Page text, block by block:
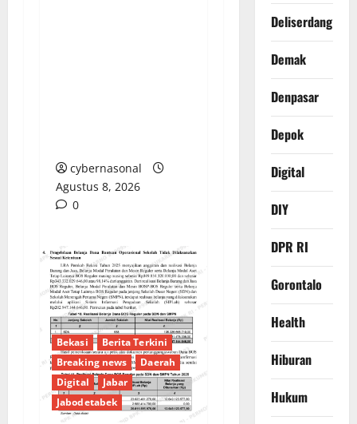
cybernasonal
Agustus 8, 2026
0
Bekasi
Berita Terkini
Breaking news
Daerah
Digital
Jabar
Jabodetabek
Deliserdang
Demak
Denpasar
Depok
Digital
DIY
DPR RI
Gorontalo
Health
Hiburan
Hukum